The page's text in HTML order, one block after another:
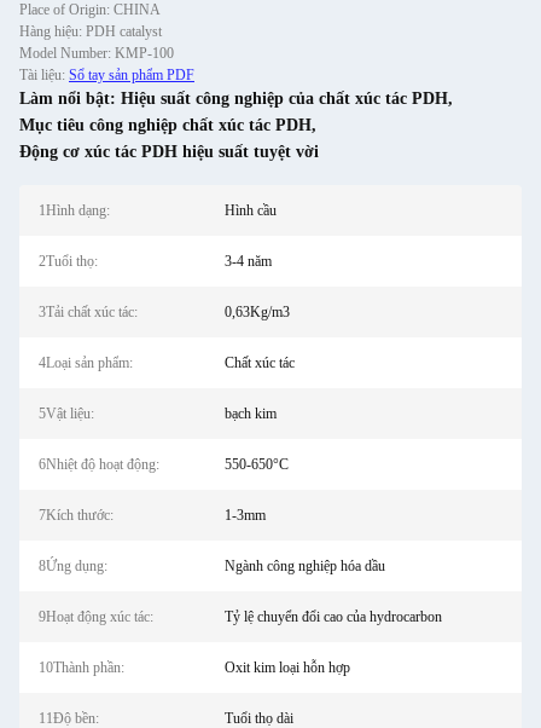
Place of Origin: CHINA
Hàng hiệu: PDH catalyst
Model Number: KMP-100
Tài liệu: Sổ tay sản phẩm PDF
Làm nổi bật: Hiệu suất công nghiệp của chất xúc tác PDH,
Mục tiêu công nghiệp chất xúc tác PDH,
Động cơ xúc tác PDH hiệu suất tuyệt vời
1Hình dạng: Hình cầu
2Tuổi thọ: 3-4 năm
3Tải chất xúc tác: 0,63Kg/m3
4Loại sản phẩm: Chất xúc tác
5Vật liệu: bạch kim
6Nhiệt độ hoạt động: 550-650°C
7Kích thước: 1-3mm
8Ứng dụng: Ngành công nghiệp hóa dầu
9Hoạt động xúc tác: Tỷ lệ chuyển đổi cao của hydrocarbon
10Thành phần: Oxit kim loại hỗn hợp
11Độ bền: Tuổi thọ dài